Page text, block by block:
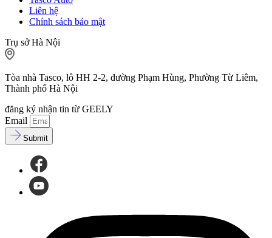
Liên hệ
Chính sách bảo mật
Trụ sở Hà Nội
Tòa nhà Tasco, lô HH 2-2, đường Phạm Hùng, Phường Từ Liêm,
Thành phố Hà Nội
đăng ký nhận tin từ GEELY
Email
Submit